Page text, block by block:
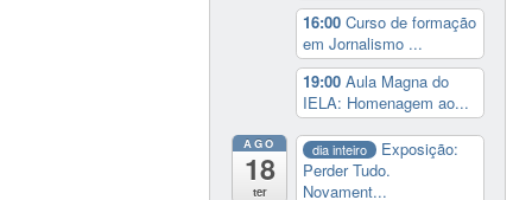
16:00Curso de formação
em Jornalismo ...
19:00Aula Magna do
IELA: Homenagem ao...
AGO
18
ter
dia inteiro
Exposição:
Perder Tudo.
Novament...